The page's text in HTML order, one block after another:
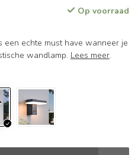
Op voorraad
een echte must have wanneer je
wandlamp. Lees meer.